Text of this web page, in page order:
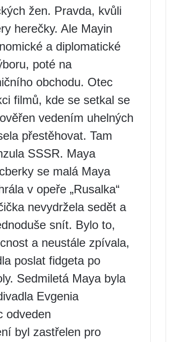
žen. Pravda, kvůli
herečky. Ale Mayin
a diplomatické
poté na
obchodu. Otec
filmů, kde se setkal se
vedením uhelných
přestěhovat. Tam
SSSR. Maya
se malá Maya
v opeře „Rusalka“
nevydržela sedět a
snít. Bylo to,
a neustále zpívala,
poslat fidgeta po
Sedmiletá Maya byla
Evgenia
odveden
byl zastřelen pro